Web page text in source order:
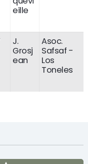
eille
J.
Grosj
ean
Asoc.
Safsaf -
Los
Toneles